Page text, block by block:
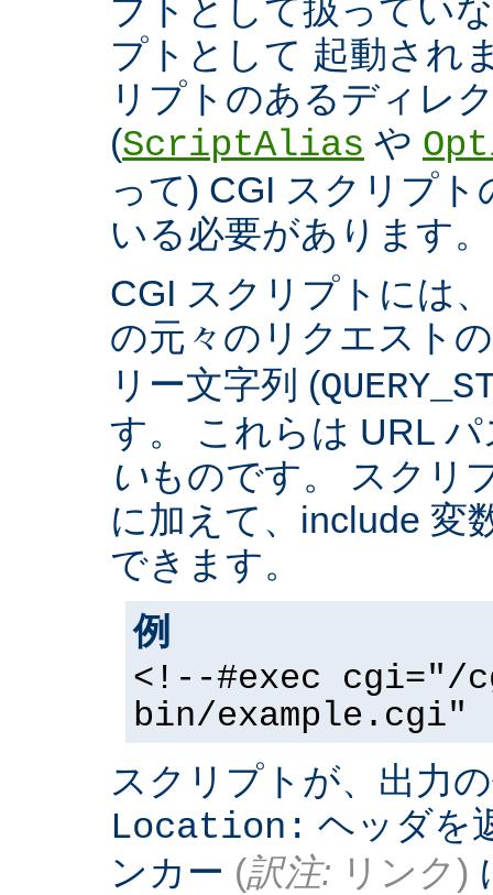
プトとして扱ってい
プトとして 起動され
リプトのあるディレ
(ScriptAlias や
って) CGI スクリプ
いる必要があります。
CGI スクリプトには
の元々のリクエスト
リー文字列 (
す。 これらは URL
いものです。 スクリ
に加えて、include 変
できます。
例
<!--#exec cgi="/
bin/example.cgi"
スクリプトが、出力
Location: ヘッダを
ンカー (訳注: リンク)